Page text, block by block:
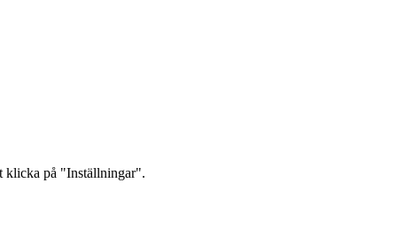
klicka på "Inställningar".